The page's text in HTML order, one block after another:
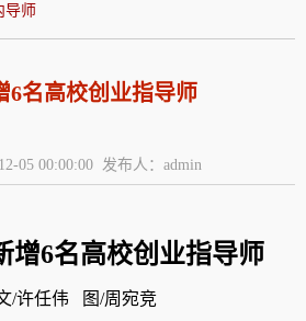
导师
6名高校创业指导师
05 00:00:00 发布人：admin
增6名高校创业指导师
/许任伟 图/周宛竞